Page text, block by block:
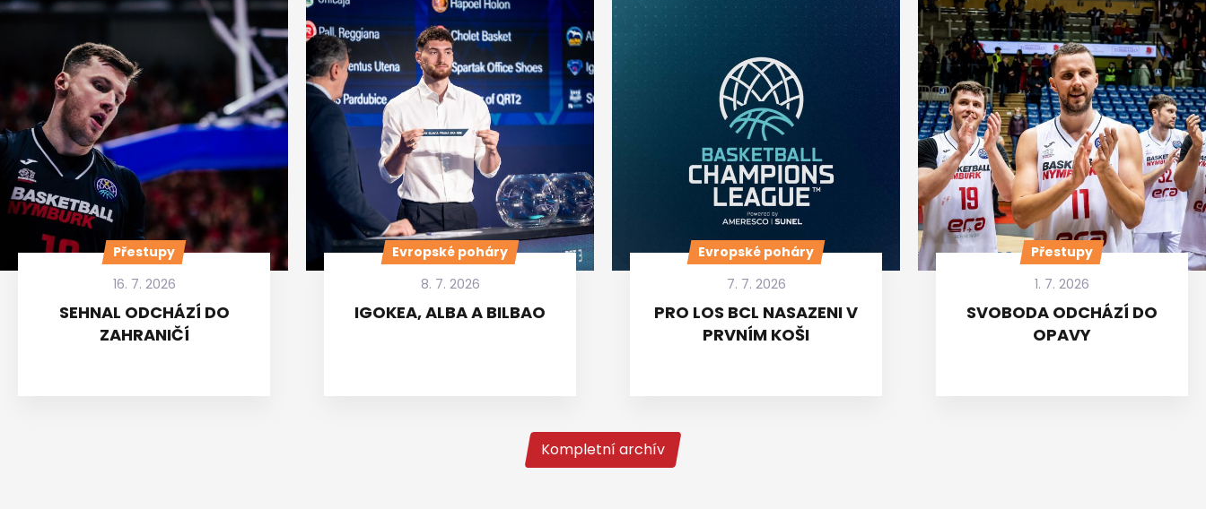
Přestupy
16. 7. 2026
SEHNAL ODCHÁZÍ DO
ZAHRANIČÍ
Evropské poháry
8. 7. 2026
IGOKEA, ALBA A BILBAO
Evropské poháry
7. 7. 2026
PRO LOS BCL NASAZENI V
PRVNÍM KOŠI
Přestupy
1. 7. 2026
SVOBODA ODCHÁZÍ DO
OPAVY
Kompletní archív